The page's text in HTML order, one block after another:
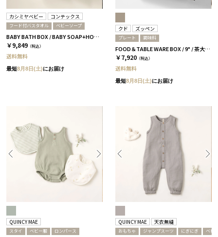
カシミヤベビー コンテックス
フード付バスタオル ベビーソープ
BABY BATH BOX / BABY SOAP+HOODED TOWEL / ネイビー
￥9,849 （税込）
送料無料
最短8月8日(土)にお届け
クド ズッペン
プレート 調味料
FOOD＆TABLE WARE BOX / 9° / 茶大色 / ズッペン
￥7,920 （税込）
送料無料
最短8月8日(土)にお届け
QUINCY MAE
スタイ ベビー服 ロンパース
QUINCY MAE 天衣無縫
おもちゃ ジャンプスーツ にぎにぎ ベビ